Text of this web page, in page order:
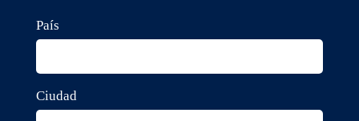
País
Ciudad